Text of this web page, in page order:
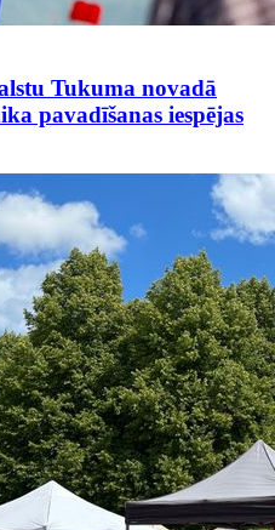
Tukuma novadā
pavadīšanas iespējas